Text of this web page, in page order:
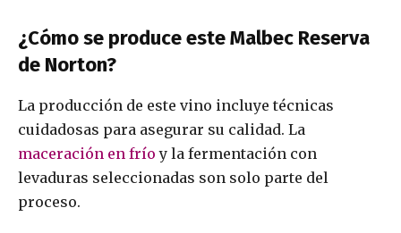
¿Cómo se produce este Malbec Reserva
de Norton?
La producción de este vino incluye técnicas
cuidadosas para asegurar su calidad. La
maceración en frío y la fermentación con
levaduras seleccionadas son solo parte del
proceso.